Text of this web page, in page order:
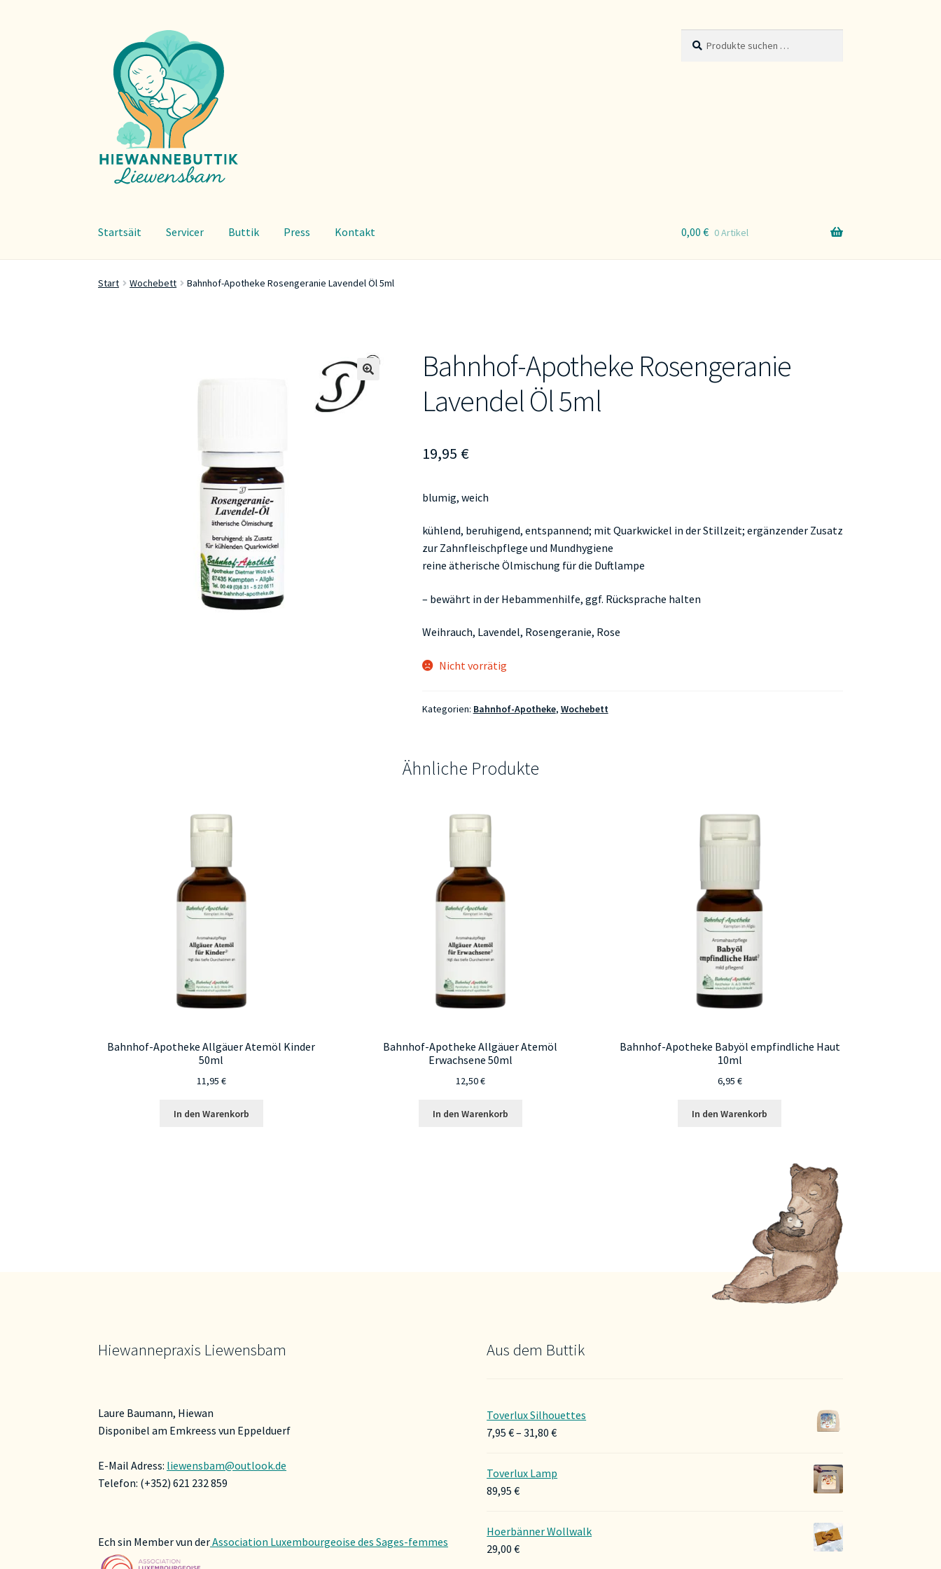
Navigation
springen
Inhalt
springen
nach:
Startsäit Servicer Buttik Press Kontakt 0,00 € 0 Artikel
Start Wochebett Bahnhof-Apotheke Rosengeranie Lavendel Öl 5ml
🔍
Bahnhof-Apotheke Rosengeranie
Lavendel Öl 5ml
19,95 €
blumig, weich
kühlend, beruhigend, entspannend; mit Quarkwickel in der Stillzeit; ergänzender Zusatz
zur Zahnfleischpflege und Mundhygiene
reine ätherische Ölmischung für die Duftlampe
– bewährt in der Hebammenhilfe, ggf. Rücksprache halten
Weihrauch, Lavendel, Rosengeranie, Rose
Nicht vorrätig
Kategorien: Bahnhof-Apotheke, Wochebett
Ähnliche Produkte
Bahnhof-Apotheke Allgäuer Atemöl Kinder
50ml
11,95 €
In den Warenkorb
Bahnhof-Apotheke Allgäuer Atemöl
Erwachsene 50ml
12,50€
In den Warenkorb
Bahnhof-Apotheke Babyöl empfindliche Haut
10ml
6,95 €
In den Warenkorb
Hiewannepraxis Liewensbam
Laure Baumann, Hiewan
Disponibel am Emkreess vun Eppelduerf
E-Mail Adress: liewensbam@outlook.de
Telefon: (+352) 621 232 859
Ech sin Member vun derAssociation Luxembourgeoise des Sages-femmes
Aus dem Buttik
Toverlux Silhouettes
7,95€–31,80€Preisspanne:
Toverlux Lamp
89,95€
Hoerbänner Wollwalk
29,00€